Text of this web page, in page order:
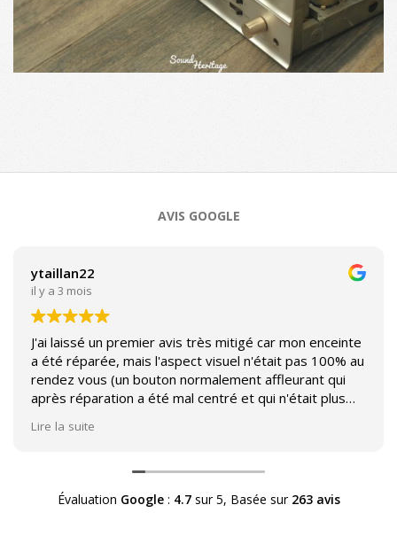
AVIS GOOGLE
ytaillan22
il y a 3 mois
J'ai laissé un premier avis très mitigé car mon enceinte
a été réparée, mais l'aspect visuel n'était pas 100% au
rendez vous (un bouton normalement affleurant qui
après réparation a été mal centré et qui n'était plus
Héritage afin d'échanger sur mon expérience et on
m'a fourni des explications sur le pourquoi cet aspect
visuel.
Lire la suite
Évaluation Google: 4.7sur 5, Basée sur 263 avis